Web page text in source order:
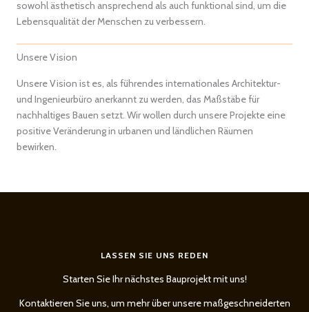
sowohl ästhetisch ansprechend als auch funktional sind, um die
Lebensqualität der Menschen zu verbessern.
Unsere Vision
Unsere Vision ist es, als führendes internationales Architektur-
und Ingenieurbüro anerkannt zu werden, das Maßstäbe für
nachhaltiges Bauen setzt. Wir wollen durch unsere Projekte eine
positive Veränderung in urbanen und ländlichen Räumen
bewirken.
LASSEN SIE UNS REDEN
Starten Sie Ihr nächstes Bauprojekt mit uns!
Kontaktieren Sie uns, um mehr über unsere maßgeschneiderten